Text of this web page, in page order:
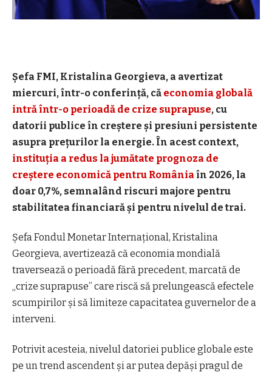
Șefa FMI, Kristalina Georgieva, a avertizat
miercuri, într-o conferință, că economia globală
intră într-o perioadă de crize suprapuse, cu
datorii publice în creștere și presiuni persistente
asupra prețurilor la energie. În acest context,
instituția a redus la jumătate prognoza de
creștere economică pentru România în 2026, la
doar 0,7%, semnalând riscuri majore pentru
stabilitatea financiară și pentru nivelul de trai.
Șefa Fondul Monetar Internațional, Kristalina
Georgieva, avertizează că economia mondială
traversează o perioadă fără precedent, marcată de
„crize suprapuse” care riscă să prelungească efectele
scumpirilor și să limiteze capacitatea guvernelor de a
interveni.
Potrivit acesteia, nivelul datoriei publice globale este
pe un trend ascendent și ar putea depăși pragul de